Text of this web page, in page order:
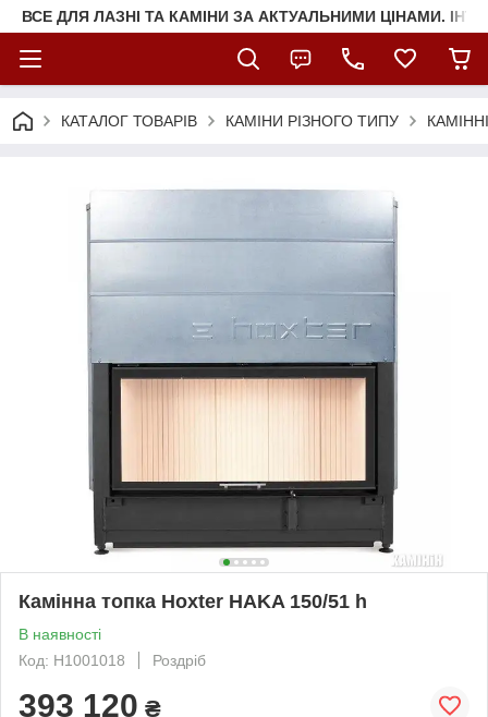
ВСЕ ДЛЯ ЛАЗНІ ТА КАМІНИ ЗА АКТУАЛЬНИМИ ЦІНАМИ.
КАТАЛОГ ТОВАРІВ КАМІНИ РІЗНОГО ТИПУ
Камінна топка Hoxter HAKA 150/51 h
В наявності
Код: H1001018
Роздріб
393 120 ₴